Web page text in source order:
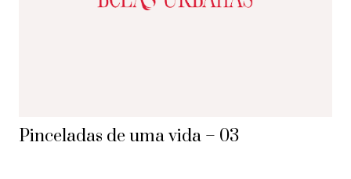
Pinceladas de uma vida – 03